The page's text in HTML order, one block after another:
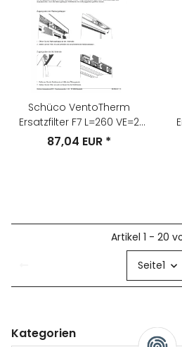
Schüco VentoTherm
Ersatzfilter F7 L=260 VE=2
Teile-Nr. 220243
87,04 EUR *
Artikel 1 - 20
Seite1
Kategorien